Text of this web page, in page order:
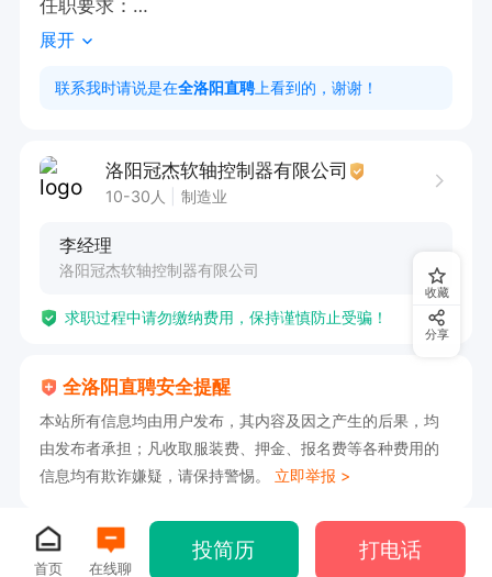
任职要求：
1、1年以上相关工作经验能够独立建站，要求有独
立建站能力（前端+后端）。
3.了解Web开发相关技术，熟悉PHP、MySQL、H
eamweaver等网页设计相关软件；
4.思维活跃，易于接受新的挑战，具有较强的团队
协作能力，沟通能力
展开
联系我时请说是在全洛阳直聘 上看到的，谢谢！
洛阳冠杰软轴控制器有限公司
10-30人 制造业
李经理
洛阳冠杰软轴控制器有限公司
求职过程中请勿缴纳费用，保持谨慎防止受骗！
全洛阳直聘安全提醒
本站所有信息均由用户发布，其内容及因之产生的后果，均
由发布者承担；凡收取服装费、押金、报名费等各种费用的
信息均有欺诈嫌疑，请保持警惕。 立即举报 >
收藏
分享
首页 在线聊
投简历 打电话